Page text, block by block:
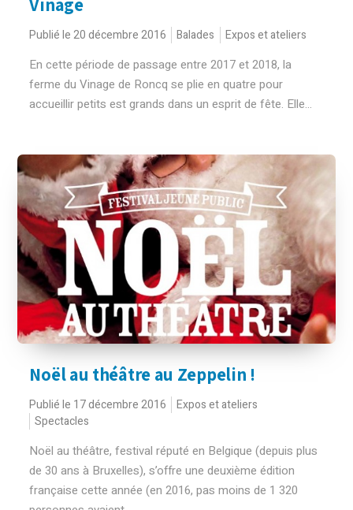
Vinage
Publié le 20 décembre 2016 Balades Expos et ateliers
En cette période de passage entre 2017 et 2018, la
ferme du Vinage de Roncq se plie en quatre pour
accueillir petits est grands dans un esprit de fête. Elle...
Noël au théâtre au Zeppelin !
Publié le 17 décembre 2016
Expos et ateliers
Spectacles
Noël au théâtre, festival réputé en Belgique (depuis plus
de 30 ans à Bruxelles), s’offre une deuxième édition
française cette année (en 2016, pas moins de 1 320